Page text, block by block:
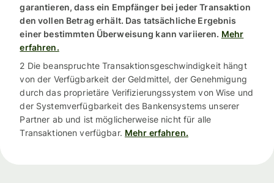
garantieren, dass ein Empfänger bei jeder Transaktion
den vollen Betrag erhält. Das tatsächliche Ergebnis
einer bestimmten Überweisung kann variieren. Mehr
erfahren.
2 Die beanspruchte Transaktionsgeschwindigkeit hängt
von der Verfügbarkeit der Geldmittel, der Genehmigung
durch das proprietäre Verifizierungssystem von Wise und
der Systemverfügbarkeit des Bankensystems unserer
Partner ab und ist möglicherweise nicht für alle
Transaktionen verfügbar. Mehr erfahren.